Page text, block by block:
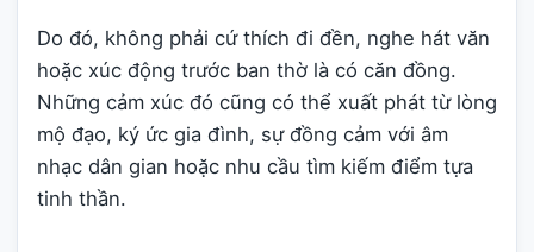
Do đó, không phải cứ thích đi đền, nghe hát văn
hoặc xúc động trước ban thờ là có căn đồng.
Những cảm xúc đó cũng có thể xuất phát từ lòng
mộ đạo, ký ức gia đình, sự đồng cảm với âm
nhạc dân gian hoặc nhu cầu tìm kiếm điểm tựa
tinh thần.